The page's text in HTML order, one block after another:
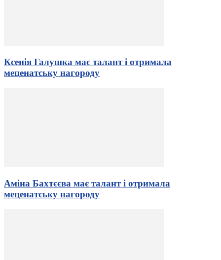
Ксенія Галушка має талант і отримала
меценатську нагороду
Аміна Бахтєєва має талант і отримала
меценатську нагороду